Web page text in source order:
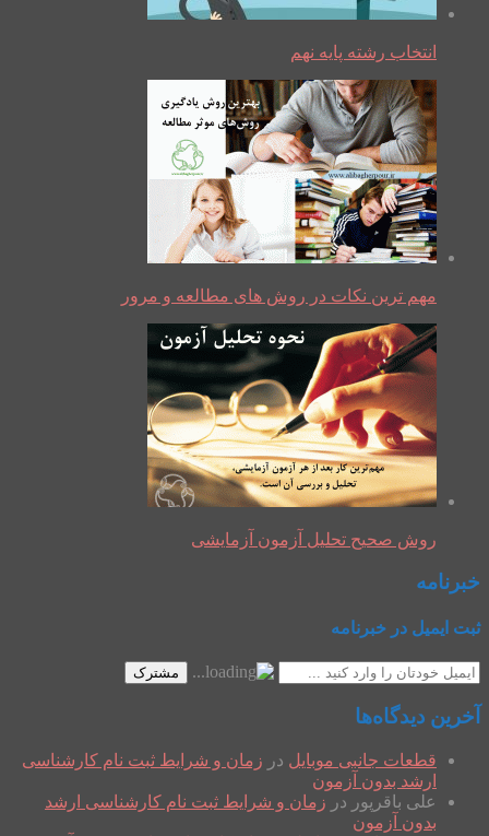
انتخاب رشته پایه نهم
مهم ترین نکات در روش های مطالعه و مرور
روش صحیح تحلیل آزمون آزمایشی
خبرنامه
ثبت ایمیل در خبرنامه
مشترک
آخرین دیدگاه‌ها
قطعات جانبی موبایل در زمان و شرایط ثبت نام کارشناسی
ارشد بدون آزمون
علی باقرپور در زمان و شرایط ثبت نام کارشناسی ارشد
بدون آزمون